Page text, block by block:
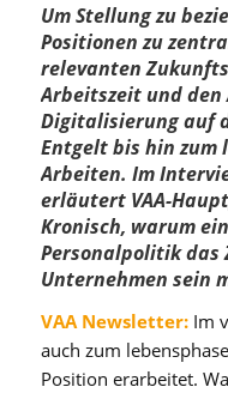
Um Stellung zu
Positionen zu
relevanten
Arbeitszeit und
Digitalisierung auf
Entgelt bis hin
Arbeiten. Im
erläutert VAA-
Kronisch, warum
Personalpolitik
Unternehmen sein
VAA Newsletter:Im
auch zum
Position erarbeitet.